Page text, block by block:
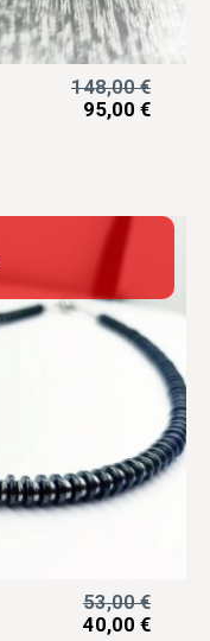
148,00€
95,00 €
53,00€
40,00 €